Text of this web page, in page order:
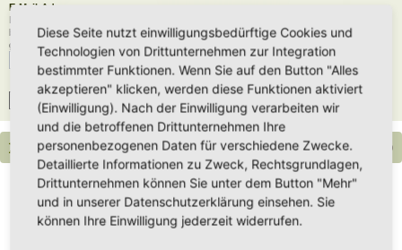
E-Mail-Adresse:
Du musst die E-Mail-Adresse angeben, die in deinem Profil hinterlegt ist. Diese hast du
bei der Registrierung angegeben oder nachträglich in deinem persönlichen Bereich
geändert.
Portal Foren-Übersicht Alle Zeiten sindUTC+02:00
Copyright - Hortus-Netzwerk.de unterstützt durch phpBB
Impressum
Datenschutz Datenschutz Social Media | Nutzungsbedingungen
Diese Seite nutzt einwilligungsbedürftige Cookies und
Technologien von Drittunternehmen zur Integration
bestimmter Funktionen. Wenn Sie auf den Button "Alles
akzeptieren" klicken, werden diese Funktionen aktiviert
(Einwilligung). Nach der Einwilligung verarbeiten wir
und die betroffenen Drittunternehmen Ihre
personenbezogenen Daten für verschiedene Zwecke.
Detaillierte Informationen zu Zweck, Rechtsgrundlagen,
Drittunternehmen können Sie unter dem Button "Mehr"
und in unserer Datenschutzerklärung einsehen. Sie
können Ihre Einwilligung jederzeit widerrufen.